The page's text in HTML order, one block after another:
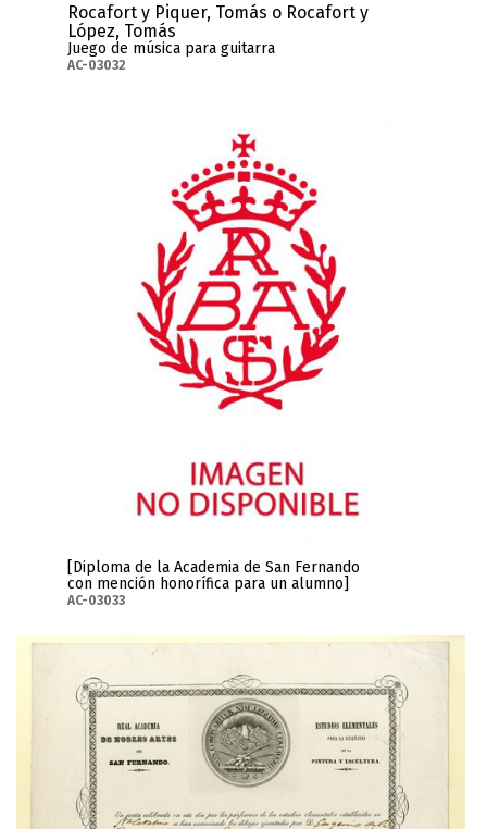
Rocafort y Piquer, Tomás o Rocafort y
López, Tomás
Juego de música para guitarra
AC-03032
[Diploma de la Academia de San Fernando
con mención honorífica para un alumno]
AC-03033